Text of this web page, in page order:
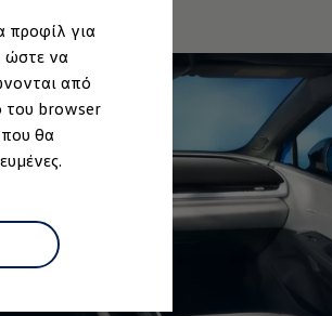
προφίλ για
ώστε να
από
του browser
που θα